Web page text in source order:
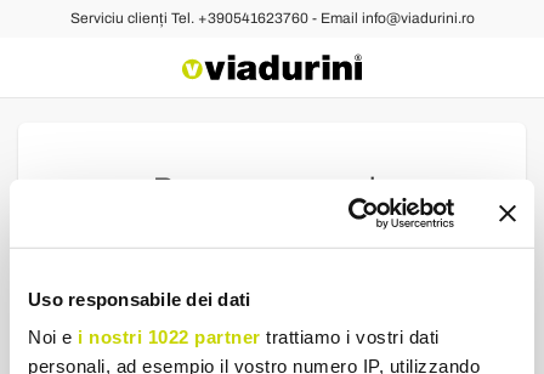
Uso responsabile dei dati
Noi e i nostri 1022 partner trattiamo i vostri dati
personali, ad esempio il vostro numero IP, utilizzando
Serviciu clienți Tel. +390541623760 - Email info@viadurini.ro
Recuperare parola
Bine ați venit pe noul site viadurini.it includ e-mail-ul
și pentru a accesa noul site.
Dacă ai probleme scrie: clienti@viadurini.it